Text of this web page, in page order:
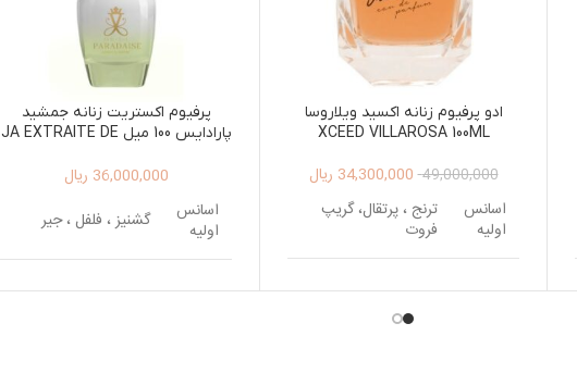
ادو پرفیوم زنانه اکسید ویلاروسا
XCEED VILLAROSA 100ML
49,000,000
34,300,000 ریال
اسانس
اولیه
ترنج ، پرتقال، گریپ
فروت
اسانس سرخالو، رز ، یاس
پرفیوم اکستریت زنانه جمشید
پارادایس 100 میل JA EXTRAITE DE
36,000,000 ریال
اسانس
اولیه گشنیز ، فلفل ، جیر
اسانس میخک صدپر ، یاس،